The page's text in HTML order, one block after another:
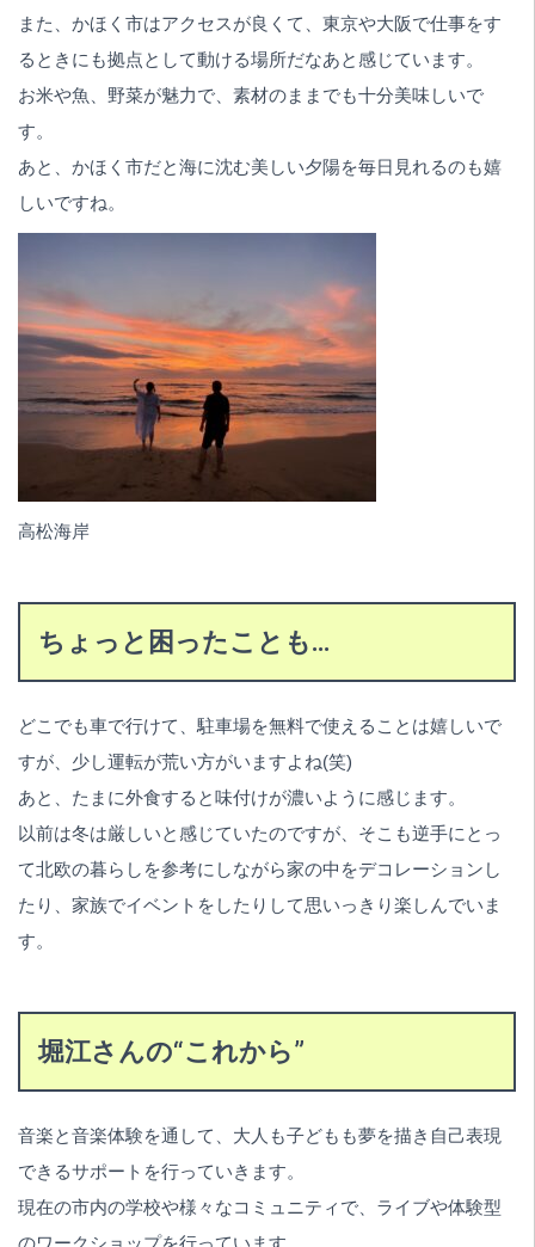
また、かほく市はアクセスが良くて、東京や大阪で仕事をす
るときにも拠点として動ける場所だなあと感じています。
お米や魚、野菜が魅力で、素材のままでも十分美味しいで
す。
あと、かほく市だと海に沈む美しい夕陽を毎日見れるのも嬉
しいですね。
高松海岸
ちょっと困ったことも…
どこでも車で行けて、駐車場を無料で使えることは嬉しいで
すが、少し運転が荒い方がいますよね(笑)
あと、たまに外食すると味付けが濃いように感じます。
以前は冬は厳しいと感じていたのですが、そこも逆手にとっ
て北欧の暮らしを参考にしながら家の中をデコレーションし
たり、家族でイベントをしたりして思いっきり楽しんでいま
す。
堀江さんの“これから”
音楽と音楽体験を通して、大人も子どもも夢を描き自己表現
できるサポートを行っていきます。
現在の市内の学校や様々なコミュニティで、ライブや体験型